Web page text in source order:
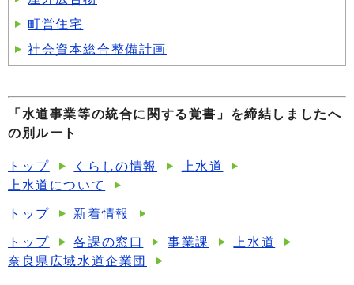
町営住宅
社会資本総合整備計画
「水道事業等の統合に関する覚書」を締結しましたへ
の別ルート
トップ
くらしの情報
上水道
上水道について
トップ
新着情報
トップ
各課の窓口 事業課
上水道
奈良県広域水道企業団